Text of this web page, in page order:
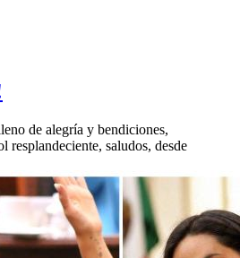
de alegría y bendiciones,
resplandeciente, saludos, desde